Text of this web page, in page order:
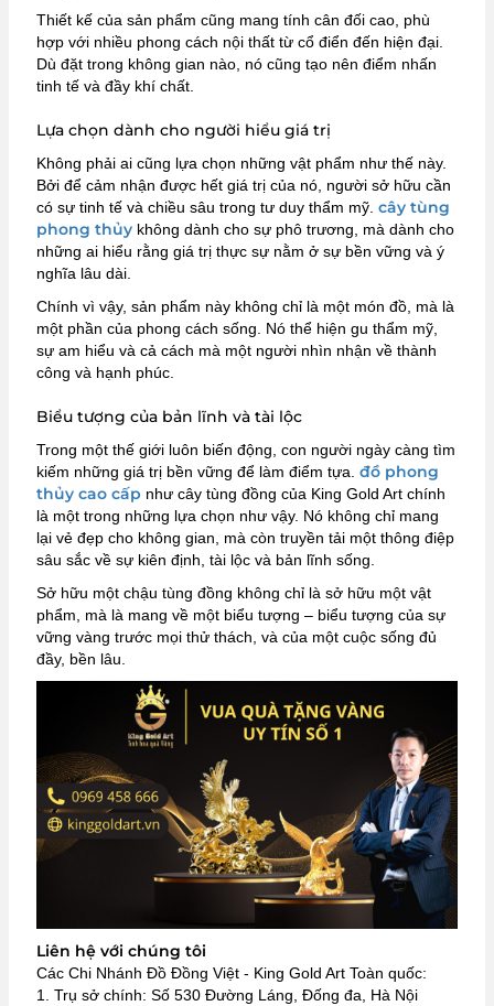
Thiết kế của sản phẩm cũng mang tính cân đối cao, phù
hợp với nhiều phong cách nội thất từ cổ điển đến hiện đại.
Dù đặt trong không gian nào, nó cũng tạo nên điểm nhấn
tinh tế và đầy khí chất.
Lựa chọn dành cho người hiểu giá trị
Không phải ai cũng lựa chọn những vật phẩm như thế này.
Bởi để cảm nhận được hết giá trị của nó, người sở hữu cần
có sự tinh tế và chiều sâu trong tư duy thẩm mỹ. cây tùng
phong thủy không dành cho sự phô trương, mà dành cho
những ai hiểu rằng giá trị thực sự nằm ở sự bền vững và ý
nghĩa lâu dài.
Chính vì vậy, sản phẩm này không chỉ là một món đồ, mà là
một phần của phong cách sống. Nó thể hiện gu thẩm mỹ,
sự am hiểu và cả cách mà một người nhìn nhận về thành
công và hạnh phúc.
Biểu tượng của bản lĩnh và tài lộc
Trong một thế giới luôn biến động, con người ngày càng tìm
kiếm những giá trị bền vững để làm điểm tựa. đồ phong
thủy cao cấp như cây tùng đồng của King Gold Art chính
là một trong những lựa chọn như vậy. Nó không chỉ mang
lại vẻ đẹp cho không gian, mà còn truyền tải một thông điệp
sâu sắc về sự kiên định, tài lộc và bản lĩnh sống.
Sở hữu một chậu tùng đồng không chỉ là sở hữu một vật
phẩm, mà là mang về một biểu tượng – biểu tượng của sự
vững vàng trước mọi thử thách, và của một cuộc sống đủ
đầy, bền lâu.
Liên hệ với chúng tôi
Các Chi Nhánh Đồ Đồng Việt - King Gold Art Toàn quốc:
1. Trụ sở chính: Số 530 Đường Láng, Đống đa, Hà Nội